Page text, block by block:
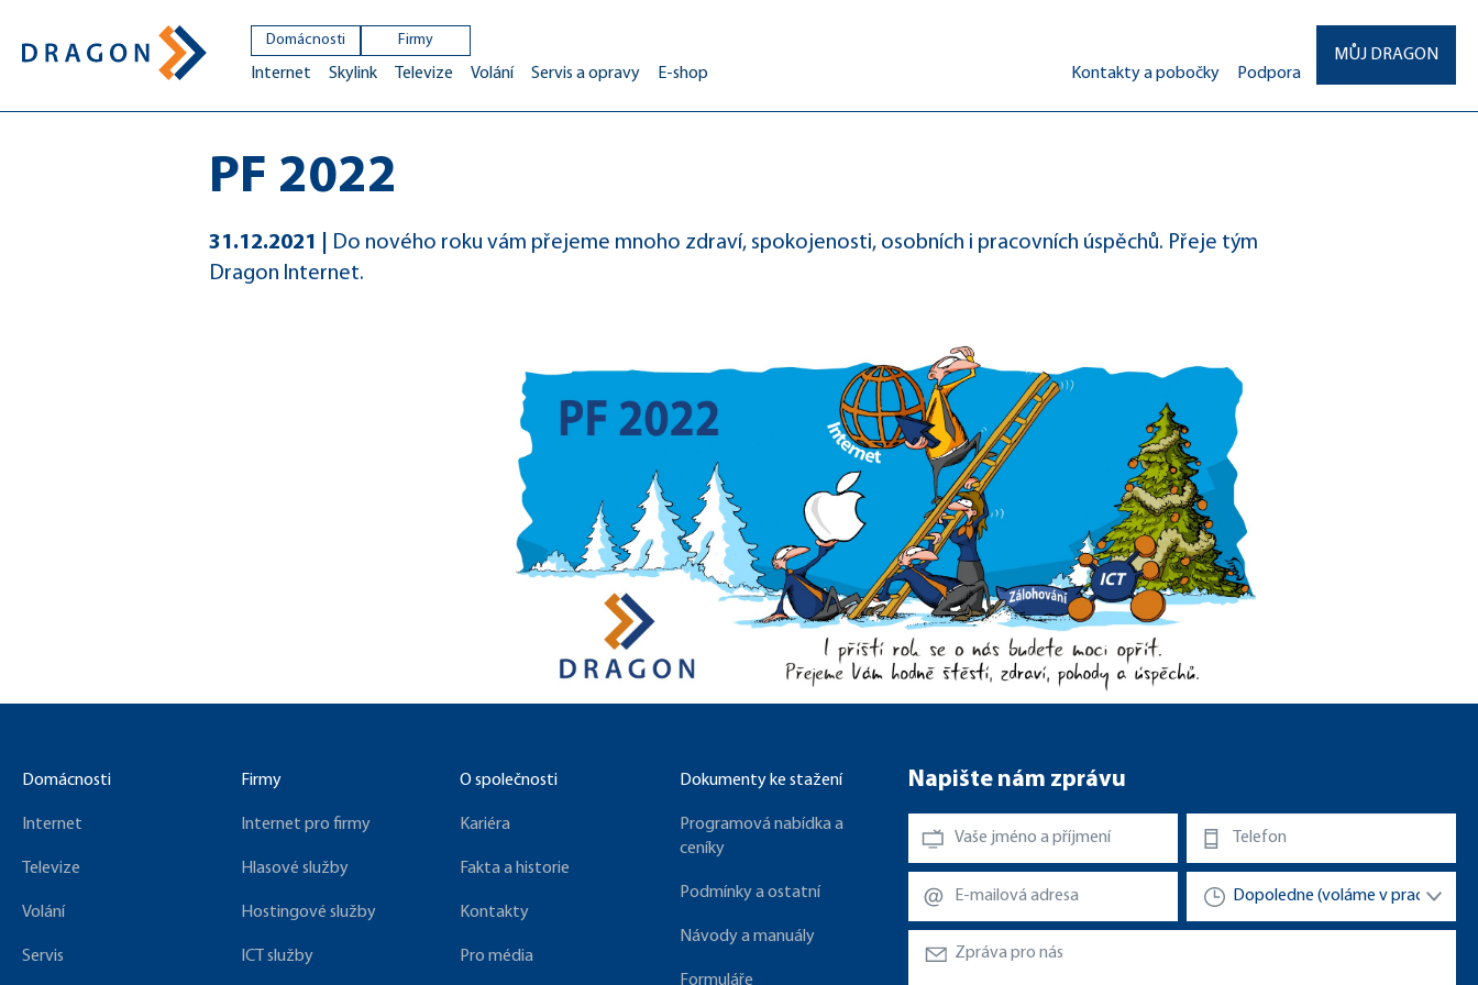
Domácnosti
Internet Skylink Televize Volání Servis a opravy E-shop
Firmy
MŮJ DRAGON
Kontakty a pobočky
Podpora
PF 2022
31.12.2021
Do nového roku vám přejeme mnoho zdraví, spokojenosti, osobních i pracovních úspěchů. Přeje tým
Dragon Internet.
Napište nám zprávu
Domácnosti
Internet
Televize
Volání
Servis
Firmy
Internet pro firmy
Hlasové služby
Hostingové služby
ICT služby
O společnosti
Kariéra
Fakta a historie
Kontakty
Pro média
Dokumenty ke stažení
Programová nabídka a
ceníky
Podmínky a ostatní
Návody a manuály
Formuláře